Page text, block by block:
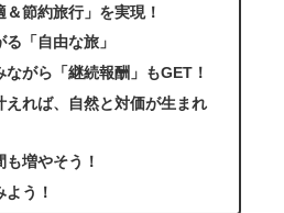
節約旅行」を実現！
「自由な旅」
がら「継続報酬」もGET！
えれば、自然と対価が生まれ
も増やそう！
う！